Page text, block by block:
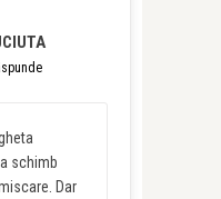
schimb
Dar